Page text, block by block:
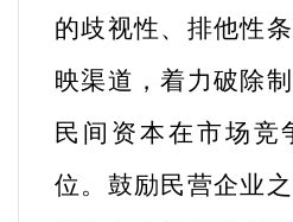
的歧视性、排他性
映渠道，着力破除
民间资本在市场竞
位。鼓励民营企业